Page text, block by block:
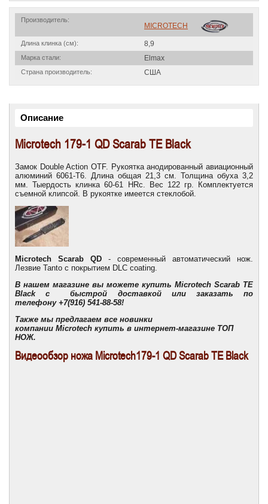
Производитель:
MICROTECH
Длина клинка (см): 8,9
Марка стали: Elmax
Страна производитель: США
Описание
Microtech 179-1 QD Scarab TE Black
Замок Double Action OTF. Рукоятка анодированный авиационный
алюминий 6061-T6. Длина общая 21,3 см. Толщина обуха 3,2
мм. Тыердость клинка 60-61 HRc. Вес 122 гр. Комплектуется
съемной клипсой. В рукоятке имеется стеклобой.
Microtech Scarab QD
- современный автоматический нож.
Лезвие Tanto с покрытием DLC coating.
В нашем магазине вы можете купить Microtech Scarab TE
Black с быстрой доставкойили заказать по
телефону +7(916) 541-88-58!
Также мы предлагаем все новинки
компании Microtech купить в интернет-магазине ТОП
НОЖ.
Видеообзор ножа Microtech179-1 QD Scarab TE Black